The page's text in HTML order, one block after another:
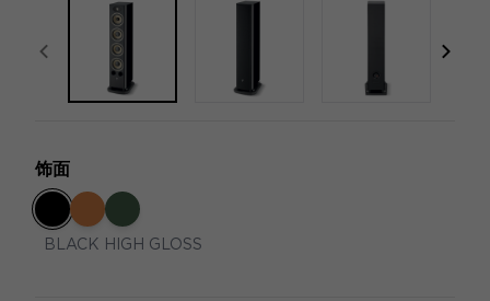
focal-naim-frontent::misc.prev_label
饰面
BLACK HIGH GLOSS